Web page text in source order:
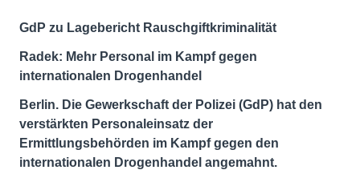
GdP zu Lagebericht Rauschgiftkriminalität
Radek: Mehr Personal im Kampf gegen
internationalen Drogenhandel
Berlin. Die Gewerkschaft der Polizei (GdP) hat den
verstärkten Personaleinsatz der
Ermittlungsbehörden im Kampf gegen den
internationalen Drogenhandel angemahnt.